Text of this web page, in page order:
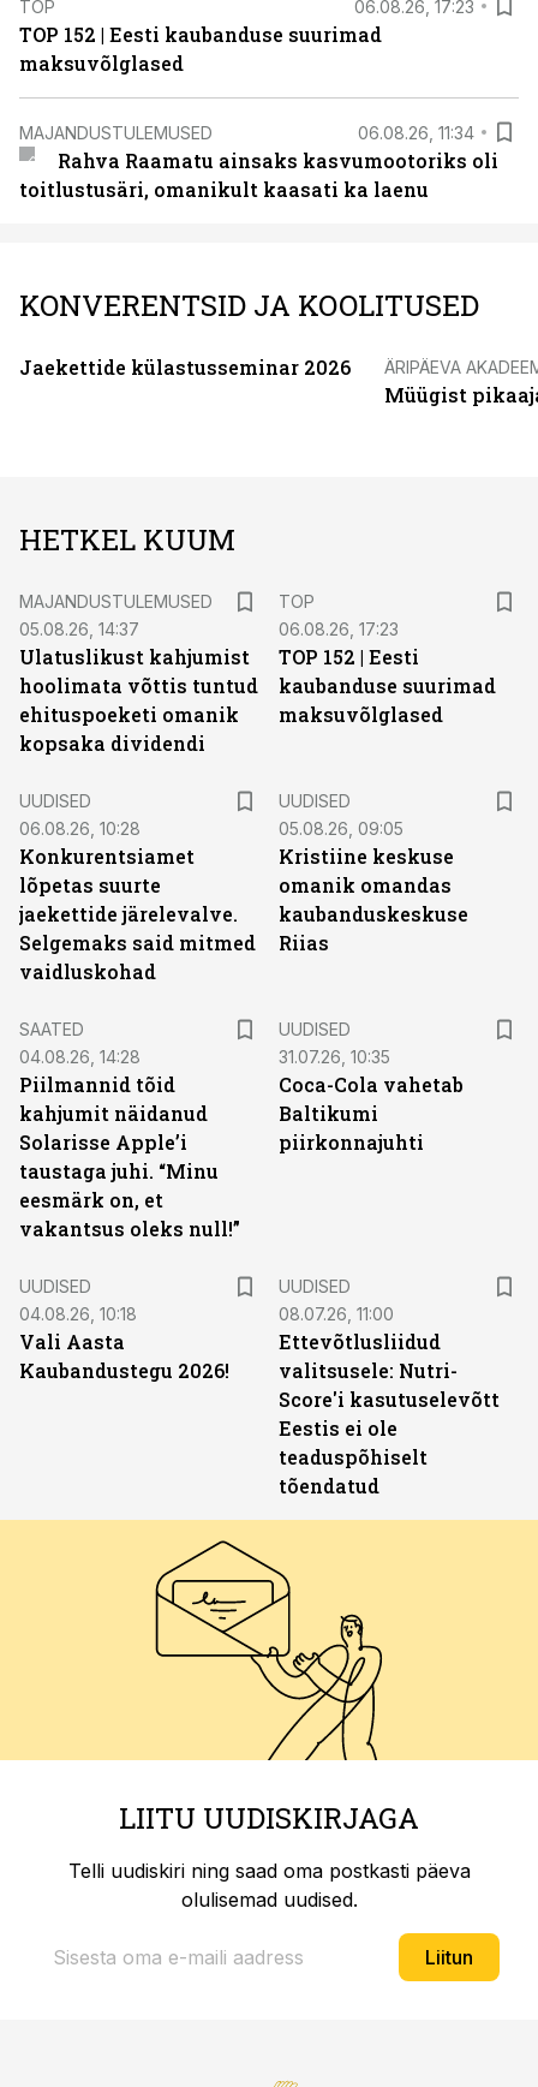
TOP 06.08.26, 17:23
TOP 152 | Eesti kaubanduse suurimad
maksuvõlglased
MAJANDUSTULEMUSED 06.08.26, 11:34
Rahva Raamatu ainsaks kasvumootoriks oli
toitlustusäri, omanikult kaasati ka laenu
KONVERENTSID JA KOOLITUSED
Jaekettide külastusseminar 2026 ÄRIPÄEVA
Müügist
HETKEL KUUM
MAJANDUSTULEMUSED
05.08.26, 14:37
Ulatuslikust kahjumist
hoolimata võttis tuntud
ehituspoeketi omanik
kopsaka dividendi
TOP
06.08.26, 17:23
TOP 152 | Eesti
kaubanduse suurimad
maksuvõlglased
UUDISED
06.08.26, 10:28
Konkurentsiamet
lõpetas suurte
jaekettide järelevalve.
Selgemaks said mitmed
vaidluskohad
UUDISED
05.08.26, 09:05
Kristiine keskuse
omanik omandas
kaubanduskeskuse
Riias
SAATED
04.08.26, 14:28
Piilmannid tõid
kahjumit näidanud
Solarisse Apple’i
taustaga juhi. “Minu
eesmärk on, et
vakantsus oleks null!”
UUDISED
31.07.26, 10:35
Coca-Cola vahetab
Baltikumi
piirkonnajuhti
UUDISED
04.08.26, 10:18
Vali Aasta
Kaubandustegu 2026!
UUDISED
08.07.26, 11:00
Ettevõtlusliidud
valitsusele: Nutri-
Score'i kasutuselevõtt
Eestis ei ole
teaduspõhiselt
tõendatud
LIITU UUDISKIRJAGA
Telli uudiskiri ning saad oma postkasti päeva
olulisemad uudised.
Liitun